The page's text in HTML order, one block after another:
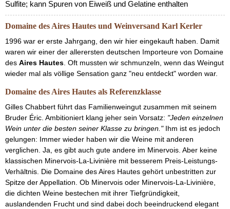
Sulfite; kann Spuren von Eiweiß und Gelatine enthalten
Domaine des Aires Hautes und Weinversand Karl Kerler
1996 war er erste Jahrgang, den wir hier eingekauft haben. Damit
waren wir einer der allerersten deutschen Importeure von Domaine
des Aires Hautes . Oft mussten wir schmunzeln, wenn das Weingut
wieder mal als völlige Sensation ganz "neu entdeckt" worden war.
Domaine des Aires Hautes als Referenzklasse
Gilles Chabbert führt das Familienweingut zusammen mit seinem
Bruder Éric. Ambitioniert klang jeher sein Vorsatz: "Jeden einzelnen
Wein unter die besten seiner Klasse zu bringen."Ihm ist es jedoch
gelungen: Immer wieder haben wir die Weine mit anderen
verglichen. Ja, es gibt auch gute andere im Minervois. Aber keine
klassischen Minervois-La-Livinière mit besserem Preis-Leistungs-
Verhältnis. Die Domaine des Aires Hautes gehört unbestritten zur
Spitze der Appellation. Ob Minervois oder Minervois-La-Livinière,
die dichten Weine bestechen mit ihrer Tiefgründigkeit,
auslandenden Frucht und sind dabei doch beeindruckend elegant